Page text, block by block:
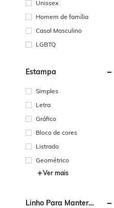
Unissex
Homem de família
Casal Masculino
LGBTQ
Estampa
Simples
Letra
Gráfico
Bloco de cores
Listrado
Geométrico
Ver mais
Linho Para Manter